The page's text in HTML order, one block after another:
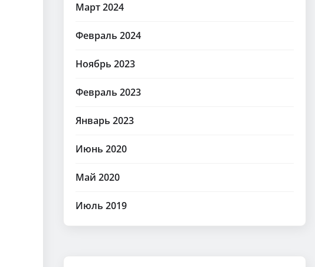
Март 2024
Февраль 2024
Ноябрь 2023
Февраль 2023
Январь 2023
Июнь 2020
Май 2020
Июль 2019